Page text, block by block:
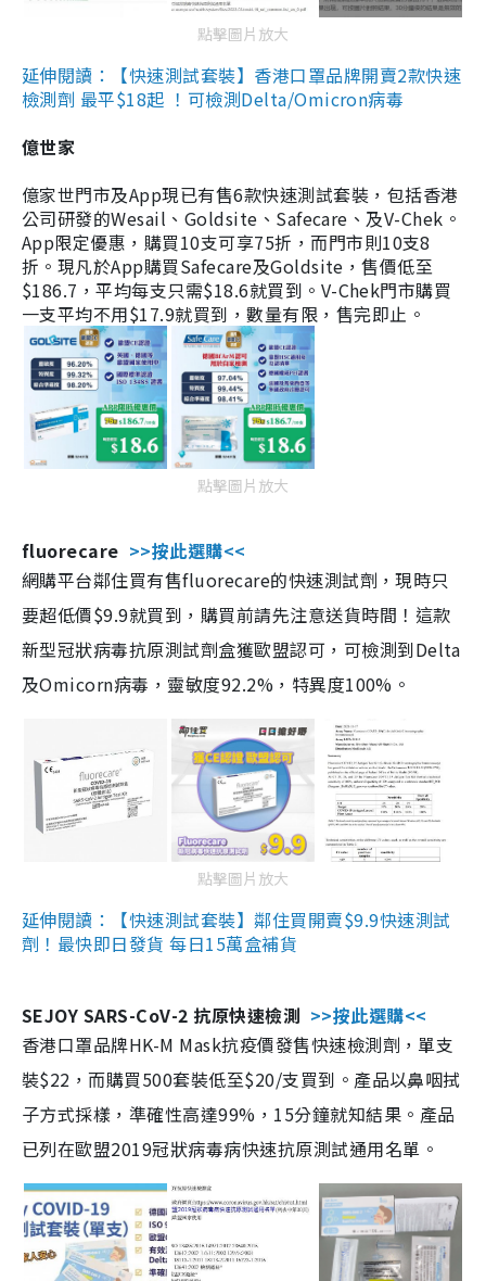
點擊圖片放大
延伸閱讀：【快速測試套裝】香港口罩品牌開賣2款快速
檢測劑 最平$18起 ！可檢測Delta/Omicron病毒
億世家
億家世門市及App現已有售6款快速測試套裝，包括香港
公司研發的Wesail、Goldsite、Safecare、及V-Chek。
App限定優惠，購買10支可享75折，而門市則10支8
折。現凡於App購買Safecare及Goldsite，售價低至
$186.7，平均每支只需$18.6就買到。V-Chek門市購買
一支平均不用$17.9就買到，數量有限，售完即止。
點擊圖片放大
fluorecare >>按此選購<<
網購平台鄰住買有售fluorecare的快速測試劑，現時只
要超低價$9.9就買到，購買前請先注意送貨時間！這款
新型冠狀病毒抗原測試劑盒獲歐盟認可，可檢測到Delta
及Omicorn病毒，靈敏度92.2%，特異度100%。
點擊圖片放大
延伸閱讀：【快速測試套裝】鄰住買開賣$9.9快速測試
劑！最快即日發貨 每日15萬盒補貨
SEJOY SARS-CoV-2 抗原快速檢測 >>按此選購<<
香港口罩品牌HK-M Mask抗疫價發售快速檢測劑，單支
裝$22，而購買500套裝低至$20/支買到。產品以鼻咽拭
子方式採樣，準確性高達99%，15分鐘就知結果。產品
已列在歐盟2019冠狀病毒病快速抗原測試通用名單。